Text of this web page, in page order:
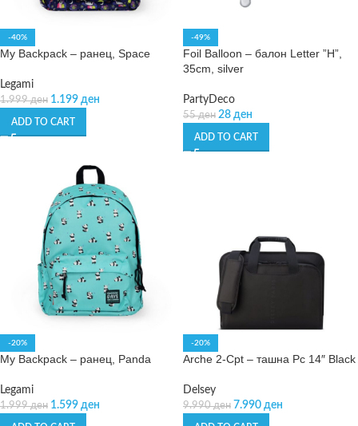
-40%
My Backpack – ранец, Space
Legami
1.999ден 1.199 ден
ADD TO CART
-49%
Foil Balloon – балон Letter ”H”,
35cm, silver
PartyDeco
55ден 28 ден
ADD TO CART
-20%
My Backpack – ранец, Panda
Legami
1.999ден 1.599 ден
-20%
Arche 2-Cpt – ташна Pc 14″ Black
Delsey
9.990ден 7.990 ден